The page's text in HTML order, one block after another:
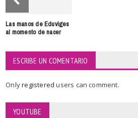
Las manos de Eduviges
al momento de nacer
ESCRIBE UN COMENTARIO
Onlyregisteredusers can comment.
YOUTUBE